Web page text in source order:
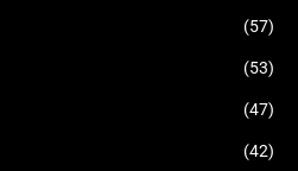
(57)
(53)
(47)
(42)